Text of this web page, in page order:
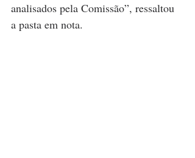
analisados pela Comissão”, ressaltou
a pasta em nota.